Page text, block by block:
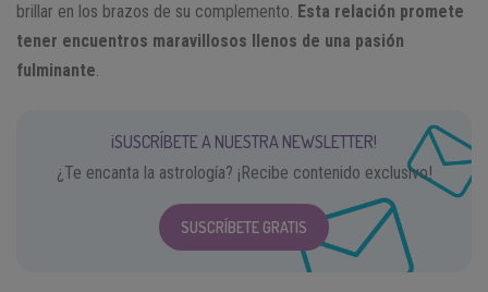
brillar en los brazos de su complemento. Esta relación promete
tener encuentros maravillosos llenos de una pasión
fulminante.
¡SUSCRÍBETE A NUESTRA NEWSLETTER!
¿Te encanta la astrología? ¡Recibe contenido exclusivo!
SUSCRÍBETE GRATIS